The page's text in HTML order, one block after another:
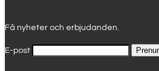
Få nyheter och erbjudanden.
E-post